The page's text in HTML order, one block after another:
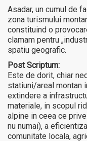
Asadar, un cumul de
zona turismului
constituind o
clamam pentru
spatiu geografic.
Post Scriptum:
Este de dorit, chiar
statiuni/areal montan
extindere a
materiale, in scopul
alpine in ceea ce
nu numai), a
comunitate locala,